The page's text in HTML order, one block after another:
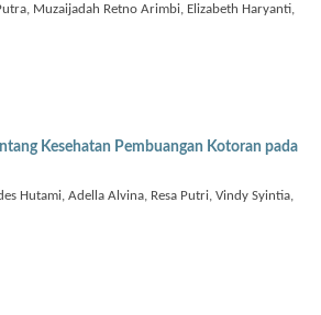
Muzaijadah Retno Arimbi, Elizabeth Haryanti,
Kesehatan Pembuangan Kotoran pada
Hutami, Adella Alvina, Resa Putri, Vindy Syintia,